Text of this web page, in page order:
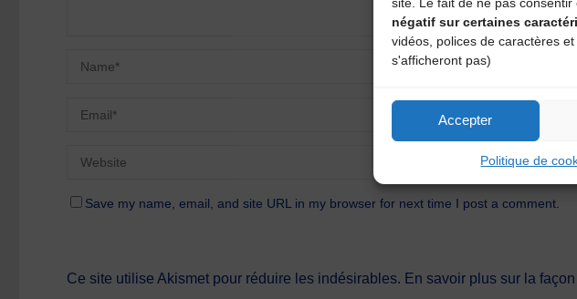
négatif sur certaines
vidéos, polices de caractères
s'afficheront pas)
Accepter
Politique de
Save my name, email, and site URL in my browser for next time I post a comment.
Ce site utilise Akismet pour réduire les indésirables. En savoir plus sur la